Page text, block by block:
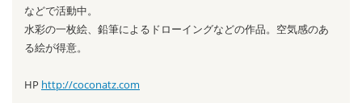
などで活動中。
水彩の一枚絵、鉛筆によるドローイングなどの作品。空気感のあ
る絵が得意。
HP http://coconatz.com